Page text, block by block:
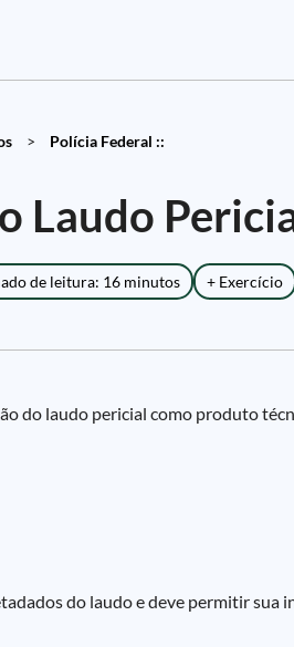
> Polícia Federal ::
Laudo
de leitura: 16 minutos + Exercício
do laudo pericial como produto
do laudo e deve permitir sua